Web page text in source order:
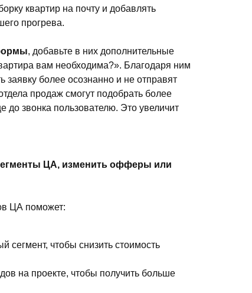
квартир на почту и добавлять
прогрева.
, добавьте в них дополнительные
вам необходима?». Благодаря ним
заявку более осознанно и не отправят
продаж смогут подобрать более
до звонка пользователю. Это увеличит
ЦА, изменить офферы или
ЦА поможет:
сегмент, чтобы снизить стоимость
на проекте, чтобы получить больше